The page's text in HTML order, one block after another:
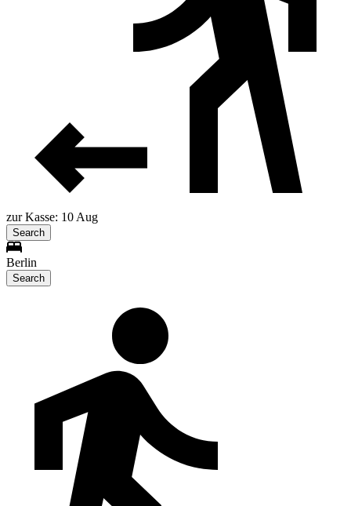
zur Kasse: 10 Aug
Search
Berlin
Search